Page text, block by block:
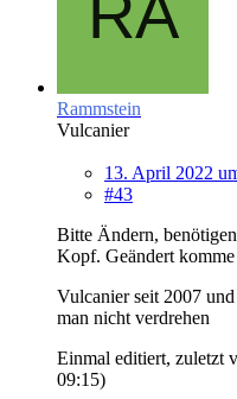
Rammstein
Vulcanier
13. April 2022
#43
Bitte Ändern,
Kopf. Geändert
Vulcanier seit 2007
man nicht verdrehen
Einmal editiert, zuletzt
09:15)